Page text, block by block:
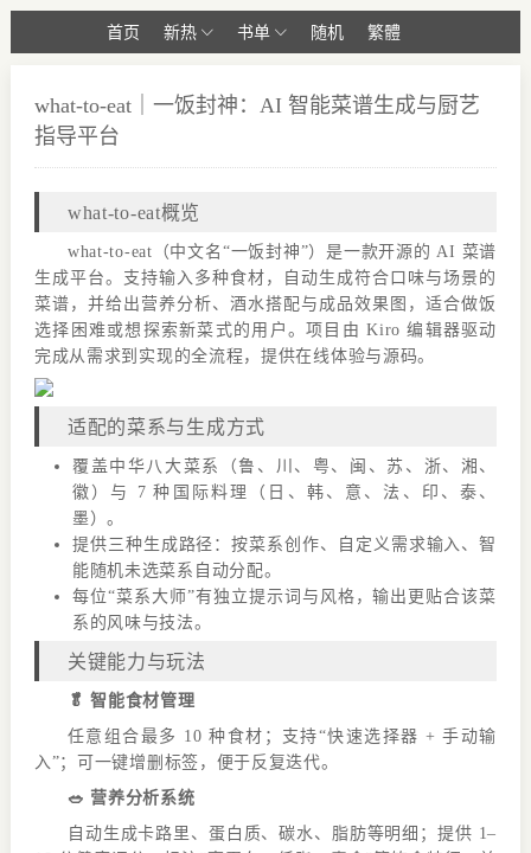
首页 新热 书单 随机 繁體
what-to-eat｜一饭封神：AI 智能菜谱生成与厨艺
指导平台
what-to-eat概览
what-to-eat（中文名“一饭封神”）是一款开源的 AI 菜谱
生成平台。支持输入多种食材，自动生成符合口味与场景的
菜谱，并给出营养分析、酒水搭配与成品效果图，适合做饭
选择困难或想探索新菜式的用户。项目由 Kiro 编辑器驱动
完成从需求到实现的全流程，提供在线体验与源码。
适配的菜系与生成方式
覆盖中华八大菜系（鲁、川、粤、闽、苏、浙、湘、
徽）与 7 种国际料理（日、韩、意、法、印、泰、
墨）。
提供三种生成路径：按菜系创作、自定义需求输入、智
能随机未选菜系自动分配。
每位“菜系大师”有独立提示词与风格，输出更贴合该菜
系的风味与技法。
关键能力与玩法
🥬 智能食材管理
任意组合最多 10 种食材；支持“快速选择器 + 手动输
入”；可一键增删标签，便于反复迭代。
🥗 营养分析系统
自动生成卡路里、蛋白质、碳水、脂肪等明细；提供 1–